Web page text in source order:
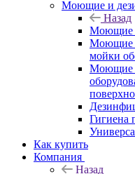
Моющие и
Назад
Моющие
Моющие
мойки
Моющие
Гигиена
Как купить
Компания
Назад